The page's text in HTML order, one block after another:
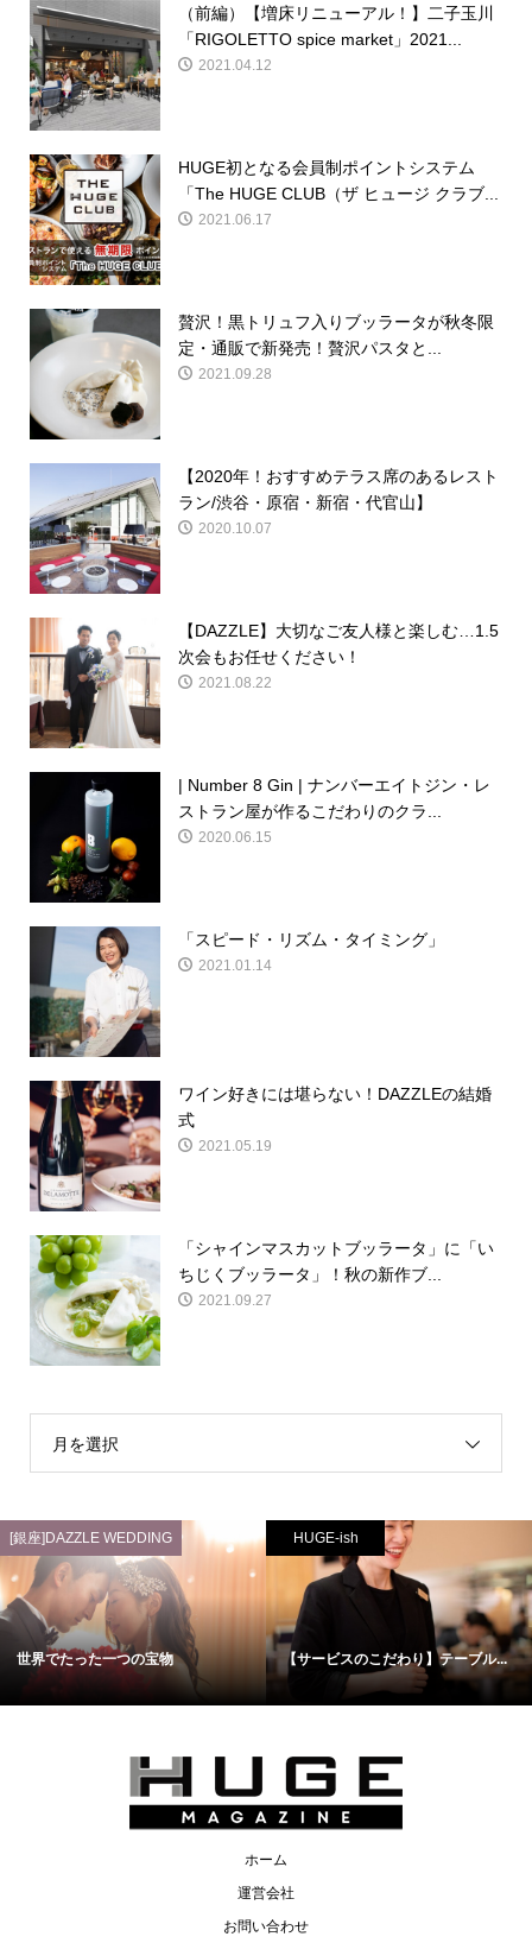
（前編）【増床リニューアル！】二子玉川
「RIGOLETTO spice market」2021...
2021.04.12
HUGE初となる会員制ポイントシステム
「The HUGE CLUB（ザ ヒュージ クラブ...
2021.06.17
贅沢！黒トリュフ入りブッラータが秋冬限
定・通販で新発売！贅沢パスタと...
2021.09.28
【2020年！おすすめテラス席のあるレスト
ラン/渋谷・原宿・新宿・代官山】
2020.10.07
【DAZZLE】大切なご友人様と楽しむ…1.5
次会もお任せください！
2021.08.22
| Number 8 Gin | ナンバーエイトジン・レ
ストラン屋が作るこだわりのクラ...
2020.06.15
「スピード・リズム・タイミング」
2021.01.14
ワイン好きには堪らない！DAZZLEの結婚
式
2021.05.19
「シャインマスカットブッラータ」に「い
ちじくブッラータ」！秋の新作ブ...
2021.09.27
月を選択
[銀座]DAZZLE WEDDING
世界でたった一つの宝物
HUGE-ish
【サービスのこだわり】テーブル...
ホーム
運営会社
お問い合わせ